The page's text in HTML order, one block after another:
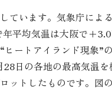
ています。気象庁によ
年平均気温は大阪で
ートアイランド現象”
日の各地の最高気温
ットしたものです。図